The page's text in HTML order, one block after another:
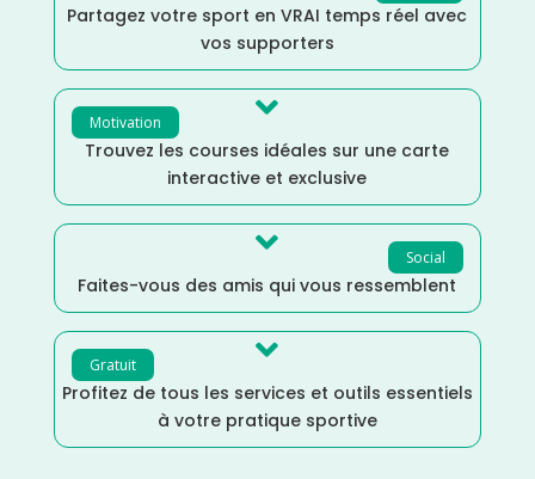
Partagez votre sport en VRAI temps réel avec
vos supporters
Motivation 
Trouvez les courses idéales sur une carte
interactive et exclusive
Social

Faites-vous des amis qui vous ressemblent
Gratuit 
Profitez de tous les services et outils essentiels
à votre pratique sportive